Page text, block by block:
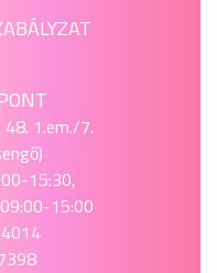
1.em./7.
15:30,
15:00